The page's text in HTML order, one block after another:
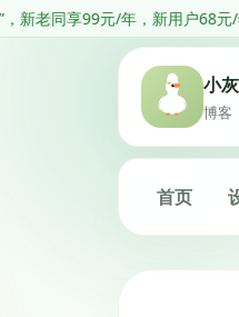
跳
转
用户68元/年 推荐 【阿里云】分
小
博客
首页